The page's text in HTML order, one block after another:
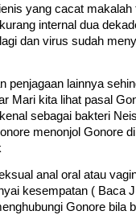
yang cacat
internal dua
dan virus sudah
penjagaan lainnya
Mari kita lihat pasal
sebagai bakteri
menonjol Gonore
anal oral atau
kesempatan ( Baca
Gonore bila